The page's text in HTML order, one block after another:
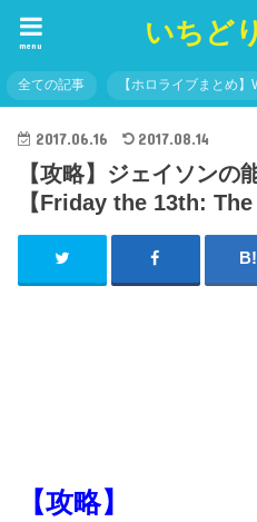
いちど
menu
全ての記事 【ホロライブまとめ
2017.06.16 2017.08.14
【攻略】ジェイソンの
【Friday the 13th: The
【攻略】